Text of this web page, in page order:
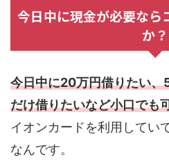
今日中に現金が必要なら
か？
今日中に20万円借りたい、
だけ借りたいなど小口でも
イオンカードを利用してい
なんです。